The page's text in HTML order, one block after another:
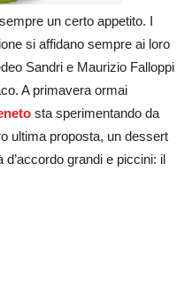
un certo appetito. I
si affidano sempre ai loro
Sandri e Maurizio Falloppi
A primavera ormai
sta sperimentando da
ultima proposta, un dessert
grandi e piccini: il